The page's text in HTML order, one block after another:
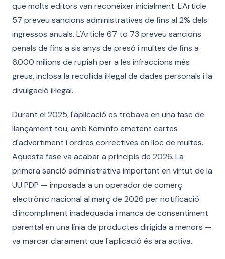
que molts editors van reconèixer inicialment. L'Article
57 preveu sancions administratives de fins al 2% dels
ingressos anuals. L'Article 67 to 73 preveu sancions
penals de fins a sis anys de presó i multes de fins a
6.000 milions de rupiah per a les infraccions més
greus, inclosa la recollida il·legal de dades personals i la
divulgació il·legal.
Durant el 2025, l'aplicació es trobava en una fase de
llançament tou, amb Kominfo emetent cartes
d'advertiment i ordres correctives en lloc de multes.
Aquesta fase va acabar a principis de 2026. La
primera sanció administrativa important en virtut de la
UU PDP — imposada a un operador de comerç
electrònic nacional al març de 2026 per notificació
d'incompliment inadequada i manca de consentiment
parental en una línia de productes dirigida a menors —
va marcar clarament que l'aplicació és ara activa.